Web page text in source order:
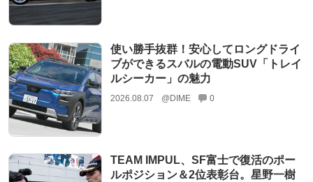
使い勝手抜群！安心してロングドライ
ブができるスバルの電動SUV「トレイ
ルシーカー」の魅力
2026.08.07 @DIME 0
TEAM IMPUL、SF富士で復活のポー
ルポジション＆2位表彰台。星野一樹